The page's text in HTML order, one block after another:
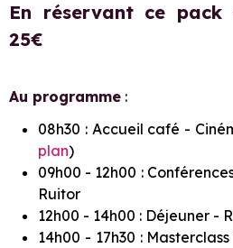
En réservant ce pack
25€
Au programme :
​08h30 : Accueil café -
plan)
09h00 - 12h00 :
Ruitor
​12h00 - 14h00 : Déjeuner -
14h00 - 17h30 :